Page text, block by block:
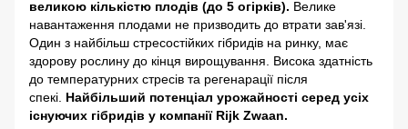
великою кількістю плодів (до 5 огірків). Велике
навантаження плодами не призводить до втрати зав'язі.
Один з найбільш стресостійких гібридів на ринку, має
здорову рослину до кінця вирощування. Висока здатність
до температурних стресів та регенарації після
спекі. Найбільший потенціал урожайності серед усіх
існуючих гібридів у компанії Rijk Zwaan.